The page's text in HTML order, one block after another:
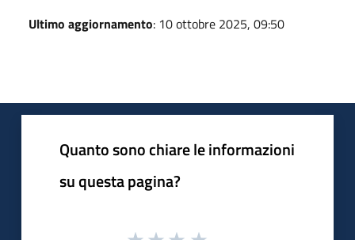
Ultimo aggiornamento: 10 ottobre 2025, 09:50
Quanto sono chiare le informazioni
su questa pagina?